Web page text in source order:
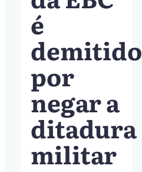
é
demitido
por
negar a
ditadura
militar